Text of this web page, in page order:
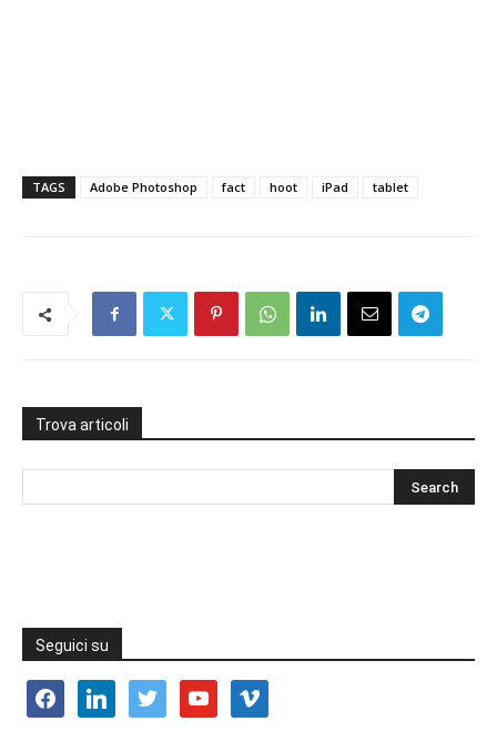
TAGS Adobe Photoshop fact hoot iPad tablet
Trova articoli
Seguici su
facebooklinkedin twitter youtube vimeo